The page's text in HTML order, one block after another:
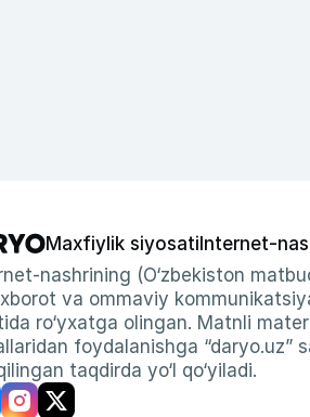
Maxfiylik siyosati Internet-
nashrining (O‘zbekiston
va ommaviy
ro‘yxatga olingan. Matnli
foydalanishga “daryo.uz”
taqdirda yo‘l qo‘yiladi.